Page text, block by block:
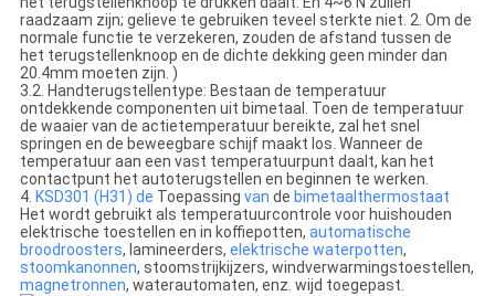
raadzaam zijn; gelieve te gebruiken teveel sterkte niet. 2. Om de
normale functie te verzekeren, zouden de afstand tussen de
het terugstellenknoop en de dichte dekking geen minder dan
20.4mm moeten zijn. )
3.2. Handterugstellentype: Bestaan de temperatuur
ontdekkende componenten uit bimetaal. Toen de temperatuur
de waaier van de actietemperatuur bereikte, zal het snel
springen en de beweegbare schijf maakt los. Wanneer de
temperatuur aan een vast temperatuurpunt daalt, kan het
contactpunt het autoterugstellen en beginnen te werken.
4. KSD301 (H31) de Toepassing van de bimetaalthermostaat
Het wordt gebruikt als temperatuurcontrole voor huishouden
elektrische toestellen en in koffiepotten, automatische
broodroosters, lamineerders, elektrische waterpotten,
stoomkanonnen, stoomstrijkijzers, windverwarmingstoestellen,
magnetronnen, waterautomaten, enz. wijd toegepast.